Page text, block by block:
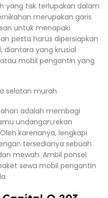
yang tak terlupakan dalam
merupakan garis
untuk menapaki
pesta harus dipersiapkan
yang krusial
mobil pengantin yang
adalah membagi
undangan,rekan
karenanya, lengkapi
tersedianya sebuah
mewah. Ambil ponsel
sewa mobil pengantin